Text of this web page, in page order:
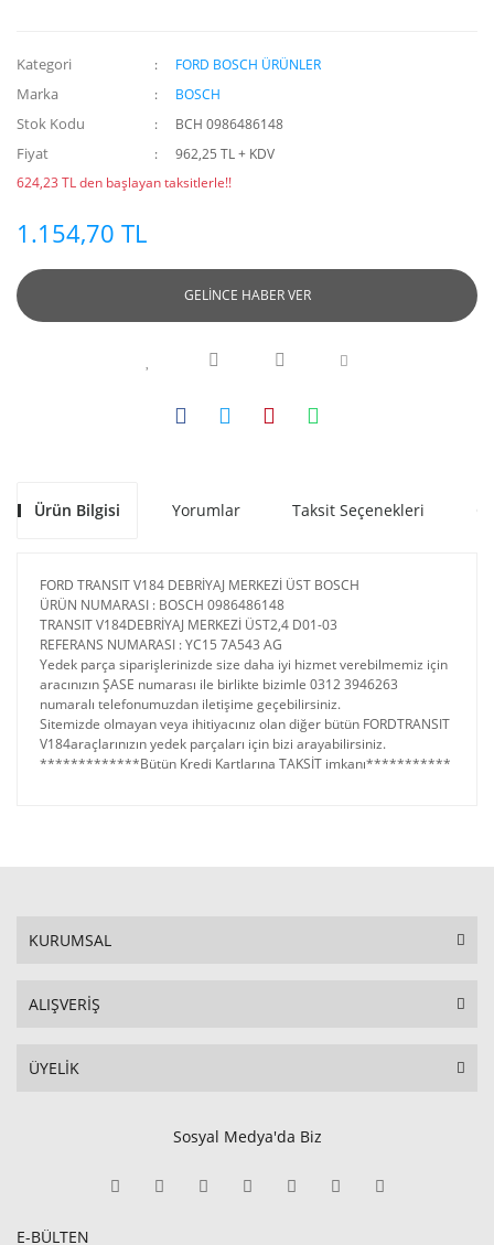
Kategori FORD BOSCH ÜRÜNLER
Marka BOSCH
Stok Kodu BCH 0986486148
Fiyat
962,25 TL + KDV
624,23 TL den başlayan taksitlerle!!
1.154,70 TL
GELİNCE HABER VER
Ürün Bilgisi Yorumlar Taksit Seçenekleri
FORD TRANSIT V184 DEBRİYAJ MERKEZİ ÜST BOSCH
ÜRÜN NUMARASI : BOSCH 0986486148
TRANSIT V184DEBRİYAJ MERKEZİ ÜST2,4 D01-03
REFERANS NUMARASI : YC15 7A543 AG
Yedek parça siparişlerinizde size daha iyi hizmet verebilmemiz için
aracınızın ŞASE numarası ile birlikte bizimle 0312 3946263
numaralı telefonumuzdan iletişime geçebilirsiniz.
Sitemizde olmayan veya ihitiyacınız olan diğer bütün FORDTRANSIT
V184araçlarınızın yedek parçaları için bizi arayabilirsiniz.
*************Bütün Kredi Kartlarına TAKSİT imkanı***********
KURUMSAL
ALIŞVERİŞ
ÜYELİK
Sosyal Medya'da Biz
E-BÜLTEN